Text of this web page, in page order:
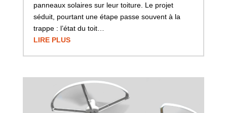
panneaux solaires sur leur toiture. Le projet
séduit, pourtant une étape passe souvent à la
trappe : l’état du toit…
LIRE PLUS